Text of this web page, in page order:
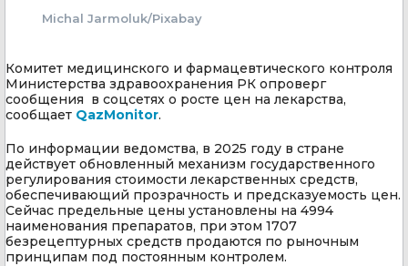
Michal Jarmoluk/Pixabay
Комитет медицинского и фармацевтического контроля
Министерства здравоохранения РК опроверг
сообщения в соцсетях о росте цен на лекарства,
сообщает QazMonitor.
По информации ведомства, в 2025 году в стране
действует обновленный механизм государственного
регулирования стоимости лекарственных средств,
обеспечивающий прозрачность и предсказуемость цен.
Сейчас предельные цены установлены на 4994
наименования препаратов, при этом 1707
безрецептурных средств продаются по рыночным
принципам под постоянным контролем.